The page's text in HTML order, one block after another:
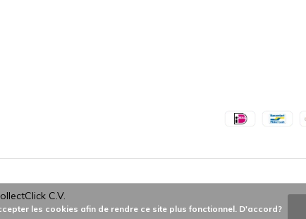
C.V.
les cookies afin de rendre ce site plus fonctionnel. D'accord?